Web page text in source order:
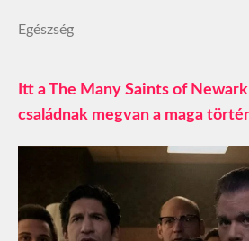
Egészség
Itt a The Many Saints of
családnak megvan a maga